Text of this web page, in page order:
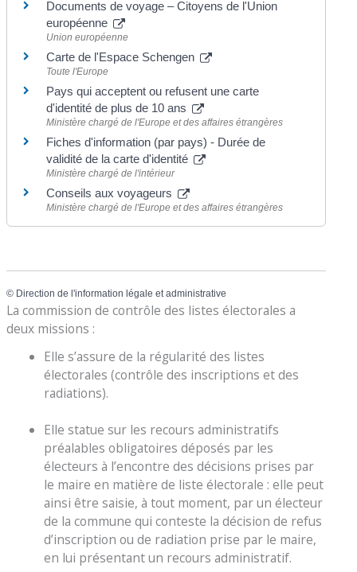
Documents de voyage – Citoyens de l'Union
européenne
Union européenne
Carte de l'Espace Schengen
Toute l'Europe
Pays qui acceptent ou refusent une carte
d'identité de plus de 10 ans
Ministère chargé de l'Europe et des affaires étrangères
Fiches d'information (par pays) - Durée de
validité de la carte d'identité
Ministère chargé de l'intérieur
Conseils aux voyageurs
Ministère chargé de l'Europe et des affaires étrangères
© Direction de l'information légale et administrative
La commission de contrôle des listes électorales a
deux missions :
Elle s’assure de la régularité des listes
électorales (contrôle des inscriptions et des
radiations).
Elle statue sur les recours administratifs
préalables obligatoires déposés par les
électeurs à l’encontre des décisions prises par
le maire en matière de liste électorale : elle peut
ainsi être saisie, à tout moment, par un électeur
de la commune qui conteste la décision de refus
d’inscription ou de radiation prise par le maire,
en lui présentant un recours administratif.